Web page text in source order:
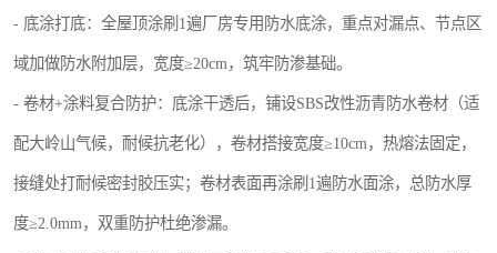
- 底涂打底：全屋顶涂刷1遍厂房专用防水底涂，重点对漏点、节点区
域加做防水附加层，宽度≥20cm，筑牢防渗基础。
- 卷材+涂料复合防护：底涂干透后，铺设SBS改性沥青防水卷材（适
配大岭山气候，耐候抗老化），卷材搭接宽度≥10cm，热熔法固定，
接缝处打耐候密封胶压实；卷材表面再涂刷1遍防水面涂，总防水厚
度≥2.0mm，双重防护杜绝渗漏。